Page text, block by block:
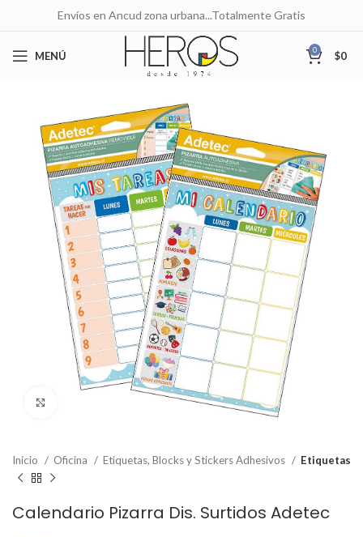
Envíos en Ancud zona urbana...Totalmente Gratis
MENÚ 0 $0
Inicio Oficina Etiquetas, Blocks y Stickers Adhesivos Etiquetas
Calendario Pizarra Dis. Surtidos Adetec